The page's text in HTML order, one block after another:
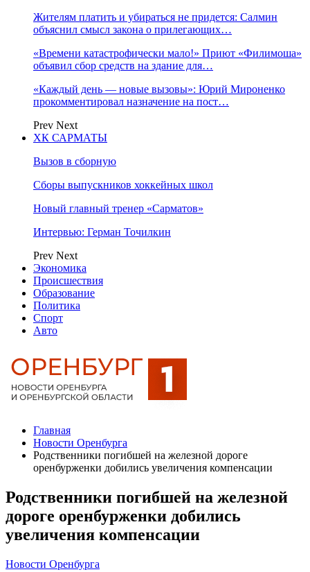
Жителям платить и убираться не придется: Салмин
объяснил смысл закона о прилегающих…
«Времени катастрофически мало!» Приют «Филимоша»
объявил сбор средств на здание для…
«Каждый день — новые вызовы»: Юрий Мироненко
прокомментировал назначение на пост…
Prev Next
ХК САРМАТЫ
Вызов в сборную
Сборы выпускников хоккейных школ
Новый главный тренер «Сарматов»
Интервью: Герман Точилкин
Prev Next
Экономика
Происшествия
Образование
Политика
Спорт
Авто
Главная
Новости Оренбурга
Родственники погибшей на железной дороге
оренбурженки добились увеличения компенсации
Родственники погибшей на железной
дороге оренбурженки добились
увеличения компенсации
Новости Оренбурга